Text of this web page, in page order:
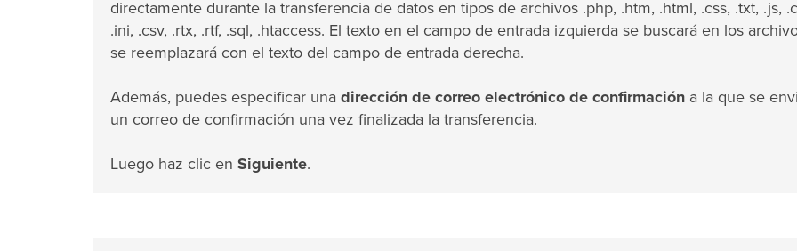
directamente durante la transferencia de datos en tipos de archivos .php, .htm, .html, .css, .txt, .js,
.ini, .csv, .rtx, .rtf, .sql, .htaccess. El texto en el campo de entrada izquierda se buscará en los
se reemplazará con el texto del campo de entrada derecha.
Además, puedes especificar una dirección de correo electrónico de confirmación a la que se
un correo de confirmación una vez finalizada la transferencia.
Luego haz clic en Siguiente.